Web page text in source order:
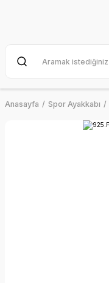
Anasayfa Spor Ayakkabı